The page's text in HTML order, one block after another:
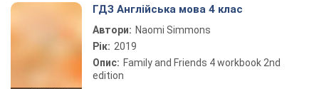
ГДЗ Англійська мова 4 клас
Автори: Naomi Simmons
Рік: 2019
Опис: Family and Friends 4 workbook 2nd
edition